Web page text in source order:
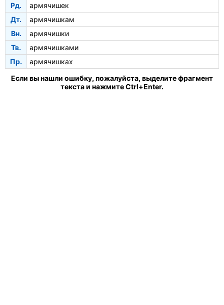
Рд.
армячишек
Дт.
армячишкам
Вн.
армячишки
Тв.
армячишками
Пр.
армячишках
Если вы нашли ошибку, пожалуйста, выделите фрагмент
текста и нажмите Ctrl+Enter.